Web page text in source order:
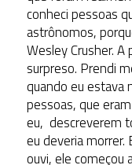
conheci pessoas
astrônomos,
Wesley Crusher.
surpreso. Prendi
quando eu estava
pessoas, que
eu, descreverem
eu deveria morrer.
ouvi, ele começou